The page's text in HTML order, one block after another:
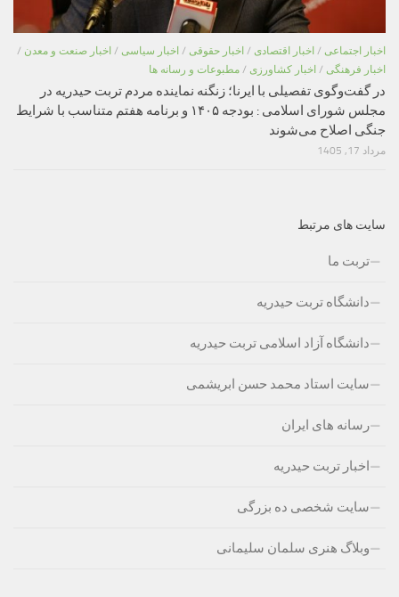
اخبار اجتماعی / اخبار اقتصادی / اخبار حقوقی / اخبار سیاسی / اخبار صنعت و معدن /
اخبار فرهنگی / اخبار کشاورزی / مطبوعات و رسانه ها
در گفت‌وگوی تفصیلی با ایرنا؛ زنگنه نماینده مردم تربت حیدریه در
مجلس شورای اسلامی : بودجه ۱۴۰۵ و برنامه هفتم متناسب با شرایط
جنگی اصلاح می‌شوند
مرداد 17, 1405
سایت های مرتبط
تربت ما
دانشگاه تربت حیدریه
دانشگاه آزاد اسلامی تربت حیدریه
سایت استاد محمد حسن ابریشمی
رسانه های ایران
اخبار تربت حیدریه
سایت شخصی ده بزرگی
وبلاگ هنری سلمان سلیمانی